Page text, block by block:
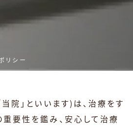
リシー
院」といいます)は、治療をす
要性を鑑み、安心して治療